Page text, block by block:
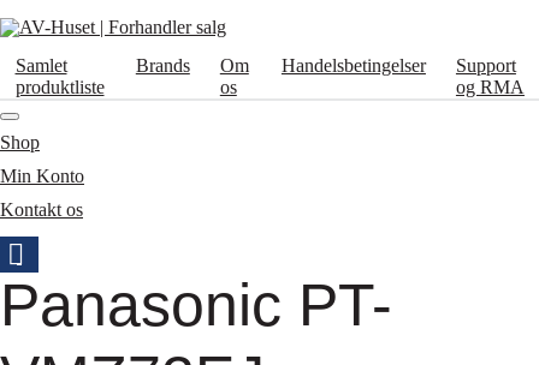
Samlet
produktliste
Brands
Om
os
Handelsbetingelser
Support
og RMA
Shop
Min Konto
Kontakt os
Panasonic PT-